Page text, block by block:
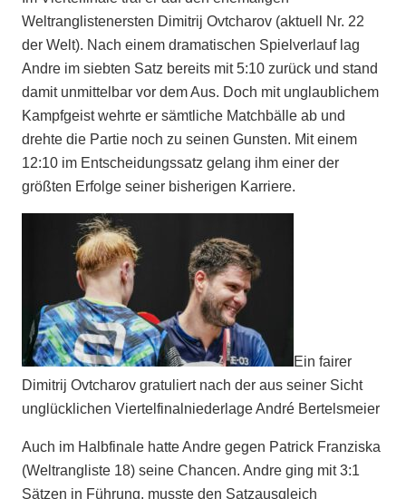
Weltranglistenersten Dimitrij Ovtcharov (aktuell Nr. 22
der Welt). Nach einem dramatischen Spielverlauf lag
Andre im siebten Satz bereits mit 5:10 zurück und stand
damit unmittelbar vor dem Aus. Doch mit unglaublichem
Kampfgeist wehrte er sämtliche Matchbälle ab und
drehte die Partie noch zu seinen Gunsten. Mit einem
12:10 im Entscheidungssatz gelang ihm einer der
größten Erfolge seiner bisherigen Karriere.
Ein fairer
Dimitrij Ovtcharov gratuliert nach der aus seiner Sicht
unglücklichen Viertelfinalniederlage André Bertelsmeier
Auch im Halbfinale hatte Andre gegen Patrick Franziska
(Weltrangliste 18) seine Chancen. Andre ging mit 3:1
Sätzen in Führung, musste den Satzausgleich